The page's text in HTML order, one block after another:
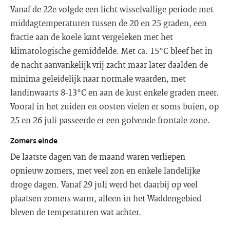
Vanaf de 22e volgde een licht wisselvallige periode met
middagtemperaturen tussen de 20 en 25 graden, een
fractie aan de koele kant vergeleken met het
klimatologische gemiddelde. Met ca. 15°C bleef het in
de nacht aanvankelijk vrij zacht maar later daalden de
minima geleidelijk naar normale waarden, met
landinwaarts 8-13°C en aan de kust enkele graden meer.
Vooral in het zuiden en oosten vielen er soms buien, op
25 en 26 juli passeerde er een golvende frontale zone.
Zomers einde
De laatste dagen van de maand waren verliepen
opnieuw zomers, met veel zon en enkele landelijke
droge dagen. Vanaf 29 juli werd het daarbij op veel
plaatsen zomers warm, alleen in het Waddengebied
bleven de temperaturen wat achter.